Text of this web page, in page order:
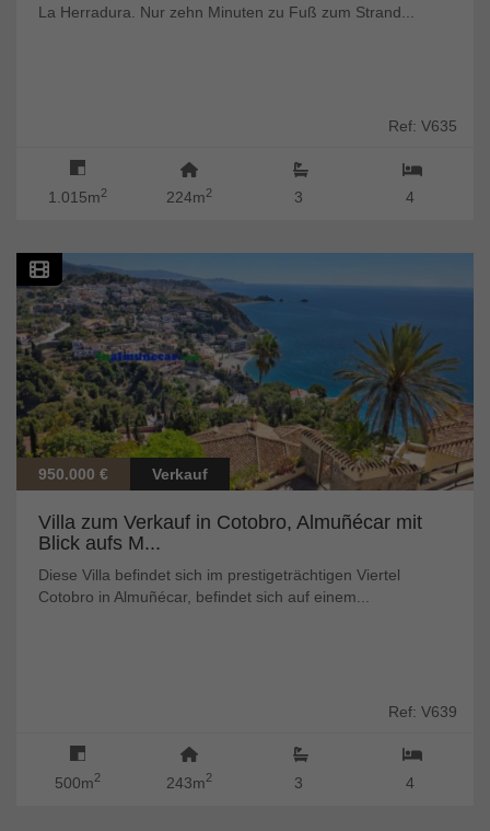
La Herradura. Nur zehn Minuten zu Fuß zum Strand...
Ref: V635
1.015m2 224m2 4
3
950.000 € Verkauf
Villa zum Verkauf in Cotobro, Almuñécar mit
Blick aufs M...
Diese Villa befindet sich im prestigeträchtigen Viertel
Cotobro in Almuñécar, befindet sich auf einem...
Ref: V639
500m2 243m2 4
3